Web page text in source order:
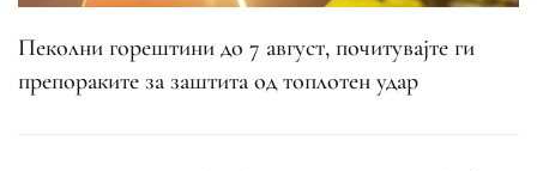
Пеколни горештини до 7 август, почитувајте ги
препораките за заштита од топлотен удар